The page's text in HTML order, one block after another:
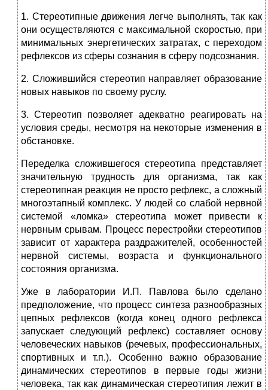
1. Стереотипные движения легче выполнять, так как
они осуществляются с максимальной скоростью, при
минимальных энергетических затратах, с переходом
рефлексов из сферы сознания в сферу подсознания.
2. Сложившийся стереотип направляет образование
новых навыков по своему руслу.
3. Стереотип позволяет адекватно реагировать на
условия среды, несмотря на некоторые изменения в
обстановке.
Переделка сложившегося стереотипа представляет
значительную трудность для организма, так как
стереотипная реакция не просто рефлекс, а сложный
многоэтапный комплекс. У людей со слабой нервной
системой «ломка» стереотипа может привести к
нервным срывам. Процесс перестройки стереотипов
зависит от характера раздражителей, особенностей
нервной системы, возраста и функционального
состояния организма.
Уже в лаборатории И.П. Павлова было сделано
предположение, что процесс синтеза разнообразных
цепных рефлексов (когда конец одного рефлекса
запускает следующий рефлекс) составляет основу
человеческих навыков (речевых, профессиональных,
спортивных и т.п.). Особенно важно образование
динамических стереотипов в первые годы жизни
человека, так как динамическая стереотипия лежит в